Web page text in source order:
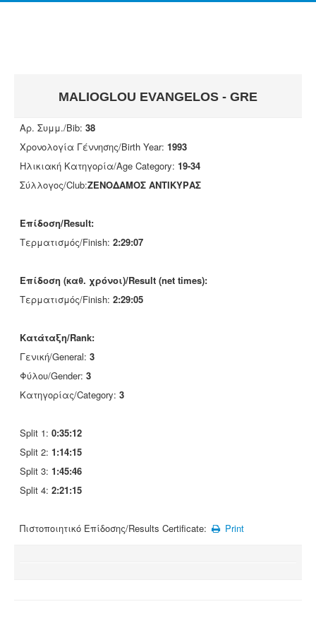
MALIOGLOU EVANGELOS - GRE
Αρ. Συμμ./Bib: 38
Χρονολογία Γέννησης/Birth Year: 1993
Ηλικιακή Κατηγορία/Age Category: 19-34
Σύλλογος/Club:ΖΕΝΟΔΑΜΟΣ ΑΝΤΙΚΥΡΑΣ
Επίδοση/Result:
Τερματισμός/Finish: 2:29:07
Επίδοση (καθ. χρόνοι)/Result (net times):
Τερματισμός/Finish: 2:29:05
Κατάταξη/Rank:
Γενική/General: 3
Φύλου/Gender: 3
Κατηγορίας/Category: 3
Split 1: 0:35:12
Split 2: 1:14:15
Split 3: 1:45:46
Split 4: 2:21:15
Πιστοποιητικό Επίδοσης/Results Certificate: Print